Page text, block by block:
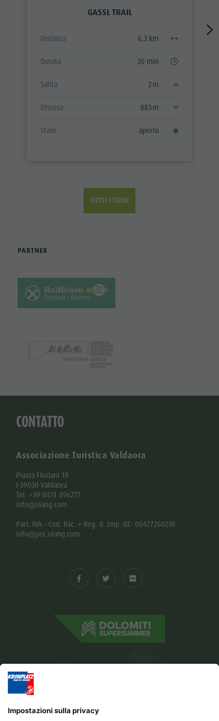
GASSL TRAIL
Distanza 6,3 km
Durata 20 min
Salita 2 m
Discesa 883 m
Stato aperto
TUTTI I TOUR
PARTNER
CONTATTO
Associazione Turistica Valdaora
Piazza Floriani 19
I-39030 Valdaora
Tel. +39 0474 496277
info@olang.com
Part. IVA - Cod. fisc. + Reg. d. imp. BZ: 00477260210
info@pec.olang.com